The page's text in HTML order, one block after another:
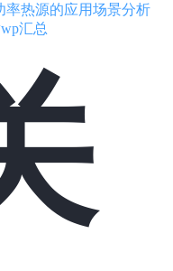
率热源的应用场景分析
汇总